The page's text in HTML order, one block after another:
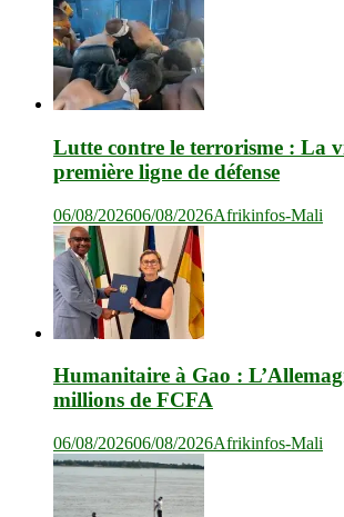
Lutte contre le terrorisme : La
première ligne de défense
06/08/202606/08/2026Afrikinfos-Mali
Humanitaire à Gao :
millions de FCFA
06/08/202606/08/2026Afrikinfos-Mali